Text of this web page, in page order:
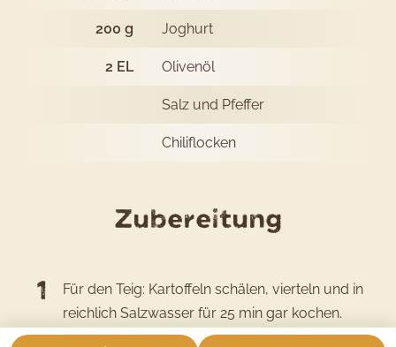
200 g Joghurt
2 EL Olivenöl
Salz und Pfeffer
Chiliflocken
Zubereitung
Patates
Köftesi
mit
Für den Teig: Kartoffeln schälen, vierteln und in
reichlich Salzwasser für 25 min gar kochen.
Zwiebeln schälen und in feine Würfel schneiden.